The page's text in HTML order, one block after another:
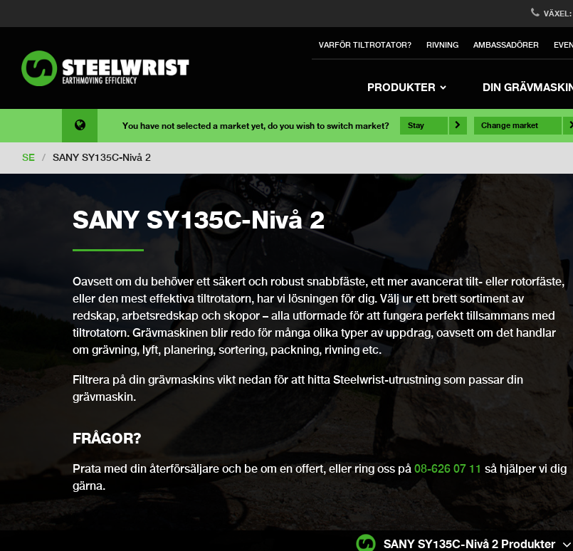
VARFÖR TILTROTATOR? RIVNING AMBASSADÖRER
PRODUKTER DIN
You have not selected a market yet, do you wish to switch market? Stay Change market
SE / SANY SY135C-Nivå 2
SANY SY135C-Nivå 2
Oavsett om du behöver ett säkert och robust snabbfäste, ett mer avancerat tilt- eller rotorfäste,
eller den mest effektiva tiltrotatorn, har vi lösningen för dig. Välj ur ett brett sortiment av
redskap, arbetsredskap och skopor – alla utformade för att fungera perfekt tillsammans med
tiltrotatorn. Grävmaskinen blir redo för många olika typer av uppdrag, oavsett om det handlar
om grävning, lyft, planering, sortering, packning, rivning etc.
Filtrera på din grävmaskins vikt nedan för att hitta Steelwrist-utrustning som passar din
grävmaskin.
FRÅGOR?
Prata med din återförsäljare och be om en offert, eller ring oss på 08-626 07 11 så hjälper vi dig
gärna.
SANY SY135C-Nivå 2 Produkter